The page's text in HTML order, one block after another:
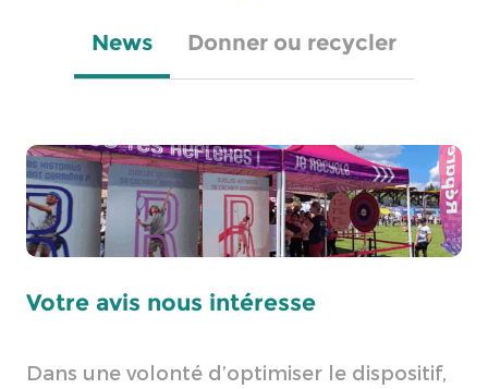
News Donner ou recycler
Votre avis nous intéresse
Dans une volonté d’optimiser le dispositif,